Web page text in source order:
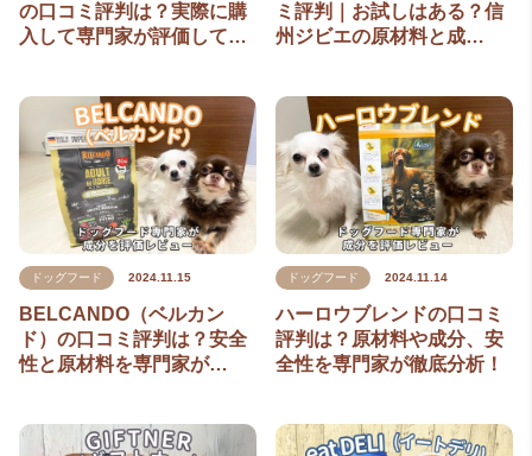
の口コミ評判は？実際に購
入して専門家が評価して…
ミ評判｜お試しはある？信
州ジビエの原材料と成…
ドッグフード 2024.11.15
BELCANDO（ベルカン
ド）の口コミ評判は？安全
性と原材料を専門家が…
ドッグフード 2024.11.14
ハーロウブレンドの口コミ
評判は？原材料や成分、安
全性を専門家が徹底分析！